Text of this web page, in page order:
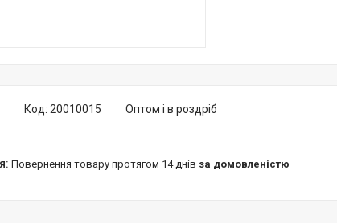
Оптом і в роздріб
Код: 20010015
повернення товару протягом 14 днів за домовленістю